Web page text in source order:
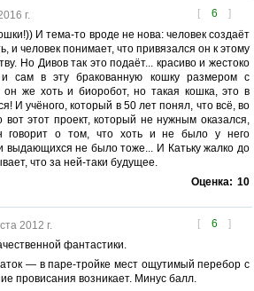
[ 6 ]
г.
И тема-то вроде не нова: человек создаёт
и человек понимает, что привязался он к этому
Но Дивов так это подаёт... красиво и жестоко
сам в эту бракованную кошку размером с
же хоть и биоробот, но такая кошка, это в
И учёного, который в 50 лет понял, что всё, во
этот проект, который не нужным оказался,
говорит о том, что хоть и не было у него
выдающихся не было тоже... И Катьку жалко до
что за ней-таки будущее.
Оценка: 10
[ 6 ]
2012 г.
фантастики.
— в паре-тройке мест ощутимый перебор с
провисания возникает. Минус балл.